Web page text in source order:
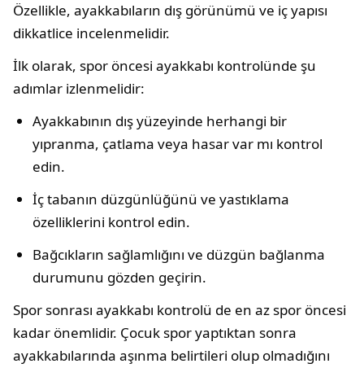
Özellikle, ayakkabıların dış görünümü ve iç yapısı
dikkatlice incelenmelidir.
İlk olarak, spor öncesi ayakkabı kontrolünde şu
adımlar izlenmelidir:
Ayakkabının dış yüzeyinde herhangi bir
yıpranma, çatlama veya hasar var mı kontrol
edin.
İç tabanın düzgünlüğünü ve yastıklama
özelliklerini kontrol edin.
Bağcıkların sağlamlığını ve düzgün bağlanma
durumunu gözden geçirin.
Spor sonrası ayakkabı kontrolü de en az spor öncesi
kadar önemlidir. Çocuk spor yaptıktan sonra
ayakkabılarında aşınma belirtileri olup olmadığını